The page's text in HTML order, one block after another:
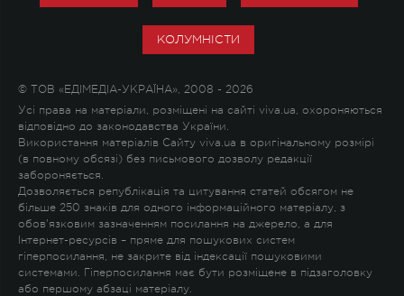
КОЛУМНІСТИ
© ТОВ «ЕДІМЕДІА-УКРАЇНА», 2008 - 2026
Усі права на матеріали, розміщені на сайті viva.ua, охороняються
відповідно до законодавства України.
Використання матеріалів Сайту viva.ua в оригінальному розмірі
(в повному обсязі) без письмового дозволу редакції
забороняється.
Дозволяється републікація та цитування статей обсягом не
більше 250 знаків для одного інформаційного матеріалу, з
обов'язковим зазначенням посилання на джерело, а для
Інтернет-ресурсів – пряме для пошукових систем
гіперпосилання, не закрите від індексації пошуковими
системами. Гіперпосилання має бути розміщене в підзаголовку
або першому абзаці матеріалу.